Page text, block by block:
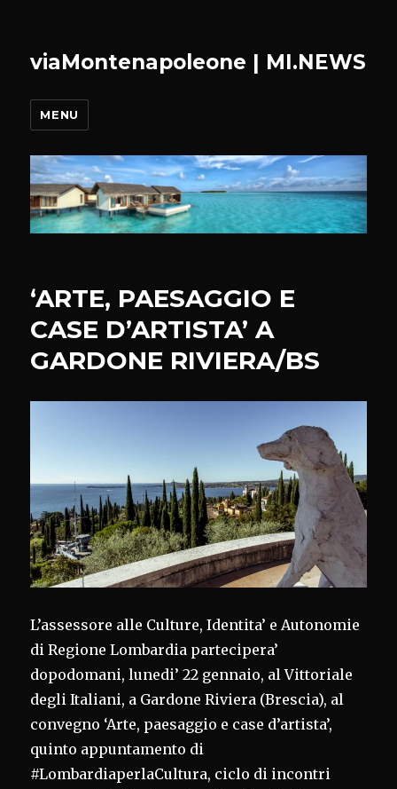
viaMontenapoleone | MI.NEWS
MENU
‘ARTE, PAESAGGIO E
CASE D’ARTISTA’ A
GARDONE RIVIERA/BS
L’assessore alle Culture, Identita’ e Autonomie
di Regione Lombardia partecipera’
dopodomani, lunedi’ 22 gennaio, al Vittoriale
degli Italiani, a Gardone Riviera (Brescia), al
convegno ‘Arte, paesaggio e case d’artista’,
quinto appuntamento di
#LombardiaperlaCultura, ciclo di incontri